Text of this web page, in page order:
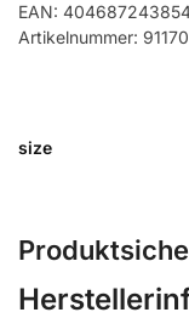
EAN:
Artikelnummer:
size